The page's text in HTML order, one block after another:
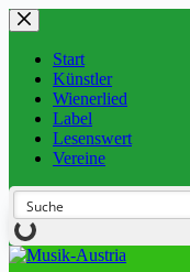
Start
Künstler
Wienerlied
Label
Lesenswert
Vereine